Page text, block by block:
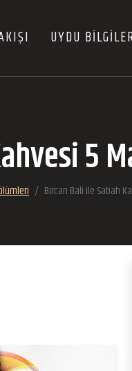
UYDU
5
Bircan Bali ile Sabah